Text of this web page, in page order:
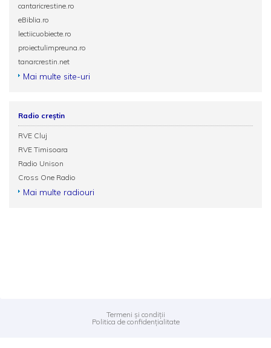
cantaricrestine.ro
eBiblia.ro
lectiicuobiecte.ro
proiectulimpreuna.ro
tanarcrestin.net
Mai multe site-uri
Radio creștin
RVE Cluj
RVE Timisoara
Radio Unison
Cross One Radio
Mai multe radiouri
Termeni și condiții
Politica de confidențialitate